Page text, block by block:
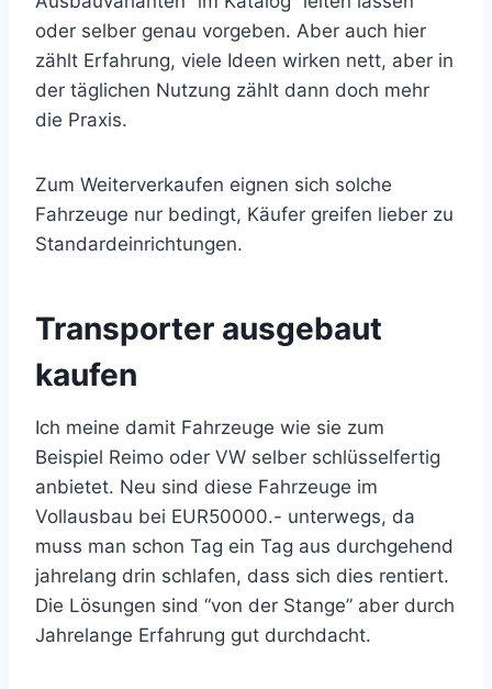
oder selber genau vorgeben. Aber auch hier
zählt Erfahrung, viele Ideen wirken nett, aber in
der täglichen Nutzung zählt dann doch mehr
die Praxis.
Zum Weiterverkaufen eignen sich solche
Fahrzeuge nur bedingt, Käufer greifen lieber zu
Standardeinrichtungen.
Transporter ausgebaut
kaufen
Ich meine damit Fahrzeuge wie sie zum
Beispiel Reimo oder VW selber schlüsselfertig
anbietet. Neu sind diese Fahrzeuge im
Vollausbau bei EUR50000.- unterwegs, da
muss man schon Tag ein Tag aus durchgehend
jahrelang drin schlafen, dass sich dies rentiert.
Die Lösungen sind “von der Stange” aber durch
Jahrelange Erfahrung gut durchdacht.